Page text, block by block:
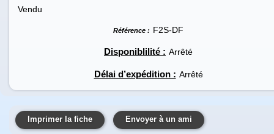
Vendu
Référence : F2S-DF
Disponiblilité : Arrêté
Délai d’expédition : Arrêté
Imprimer la fiche Envoyer à un ami